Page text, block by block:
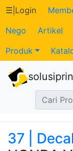
Katalog
Produk
Petugas
Transaksi
☰ Login
Nego
Artikel
Produk
37 |